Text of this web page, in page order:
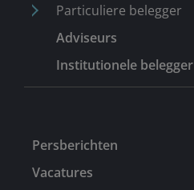
Particuliere belegger
Adviseurs
Institutionele belegger
Persberichten
Vacatures